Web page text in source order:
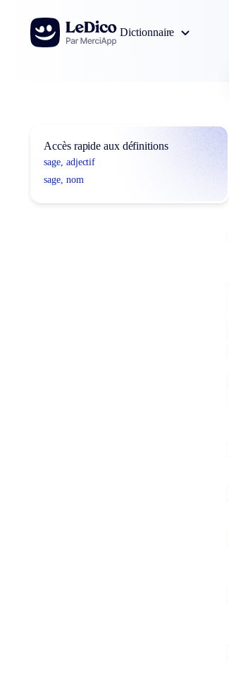
Aller au contenu
Dictionnaire
Accès rapide aux définitions
sage, adjectif
sage, nom